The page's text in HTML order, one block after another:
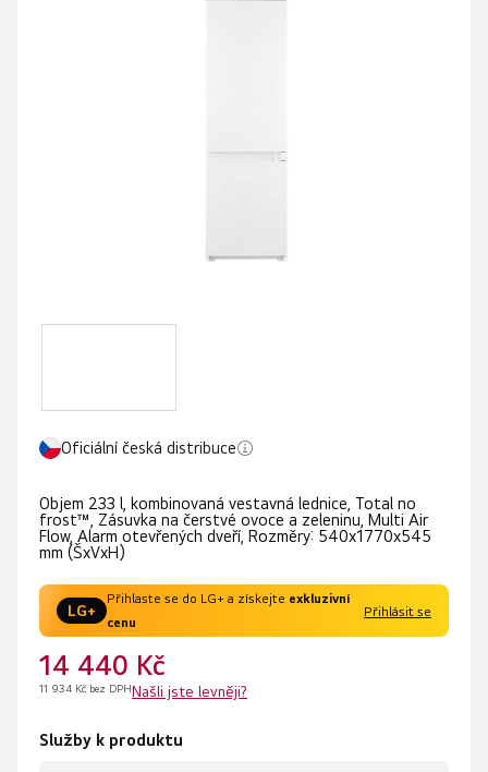
Oficiální česká distribuce
Objem 233 l, kombinovaná vestavná lednice, Total no
frost™, Zásuvka na čerstvé ovoce a zeleninu, Multi Air
Flow, Alarm otevřených dveří, Rozměry: 540x1770x545
mm (ŠxVxH)
LG+
Přihlaste se do LG+ a získejte exkluzivní
cenu
Přihlásit se
14 440 Kč
11 934 Kč bez DPHNašli jste levněji?
Služby k produktu